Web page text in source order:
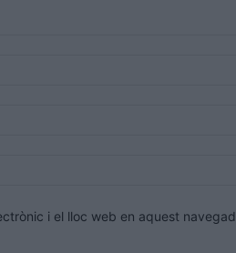
i el lloc web en aquest